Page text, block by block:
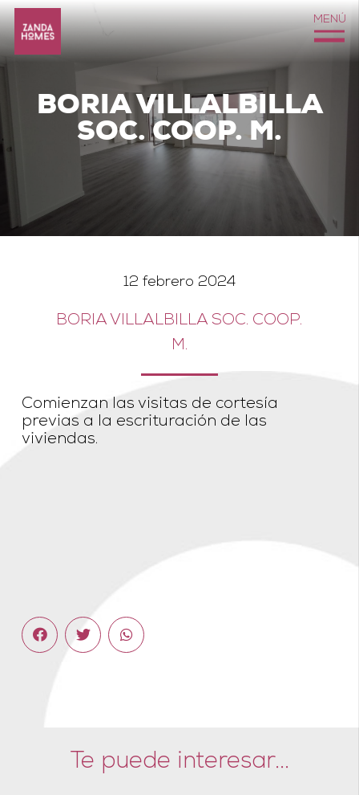
MENÚ
BORIA VILLALBILLA
SOC. COOP. M.
12 febrero 2024
BORIA VILLALBILLA SOC. COOP.
M.
Comienzan las visitas de cortesía
previas a la escrituración de las
viviendas.
Te puede interesar...